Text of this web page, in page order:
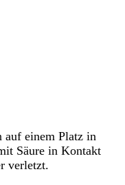
einem Platz in
Säure in Kontakt
verletzt.